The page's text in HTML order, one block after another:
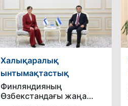
Халықаралық
ынтымақтастық
Финляндияның
Өзбекстандағы жаңа